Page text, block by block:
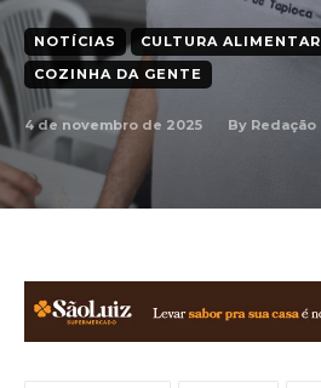
NOTÍCIAS
CULTURA ALIMENTAR
COZINHA DA GENTE
4 de novembro de 2025 By Redação